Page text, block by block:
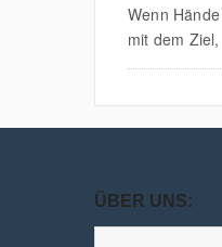
Wenn
mit dem
ÜBER UNS: